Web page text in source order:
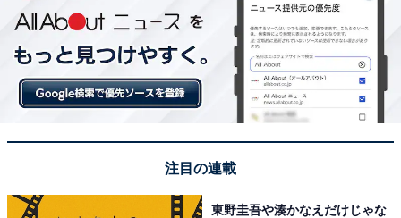
注目の連載
東野圭吾や湊かなえだけじゃな